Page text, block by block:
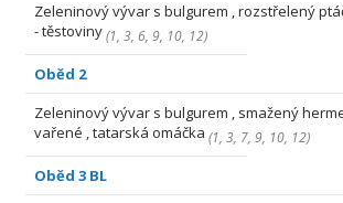
Zeleninový vývar s bulgurem , rozstřelený
- těstoviny(1, 3, 6, 9, 10, 12)
Oběd 2
Zeleninový vývar s bulgurem , smažený
vařené , tatarská omáčka (1, 3, 7, 9, 10, 12)
Oběd 3 BL